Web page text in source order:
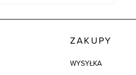
ZAKUPY
WYSYŁKA